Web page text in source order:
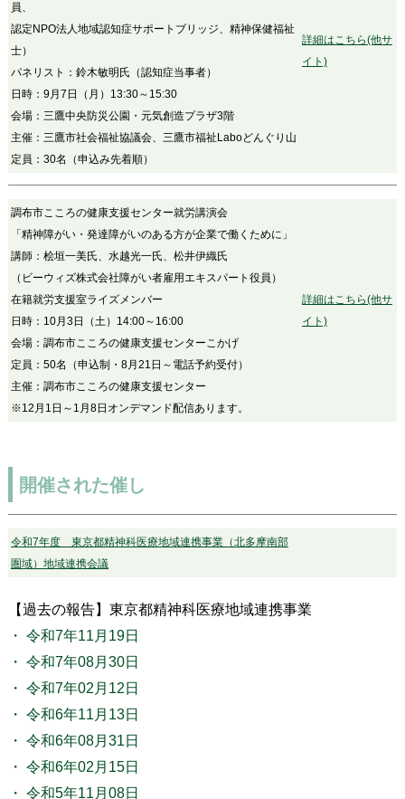
員、
認定NPO法人地域認知症サポートブリッジ、精神保健福祉
士）
パネリスト：鈴木敏明氏（認知症当事者）
日時：9月7日（月）13:30～15:30
会場：三鷹中央防災公園・元気創造プラザ3階
主催：三鷹市社会福祉協議会、三鷹市福祉Laboどんぐり山
定員：30名（申込み先着順）
詳細はこちら(他サ
イト)
調布市こころの健康支援センター就労講演会
「精神障がい・発達障がいのある方が企業で働くために」
講師：桧垣一美氏、水越光一氏、松井伊織氏
（ビーウィズ株式会社障がい者雇用エキスパート役員）
在籍就労支援室ライズメンバー
日時：10月3日（土）14:00～16:00
会場：調布市こころの健康支援センターこかげ
定員：50名（申込制・8月21日～電話予約受付）
主催：調布市こころの健康支援センター
※12月1日～1月8日オンデマンド配信あります。
詳細はこちら(他サ
イト)
開催された催し
令和7年度 東京都精神科医療地域連携事業（北多摩南部
圏域）地域連携会議
【過去の報告】東京都精神科医療地域連携事業
・ 令和7年11月19日
・ 令和7年08月30日
・ 令和7年02月12日
・ 令和6年11月13日
・ 令和6年08月31日
・ 令和6年02月15日
・ 令和5年11月08日